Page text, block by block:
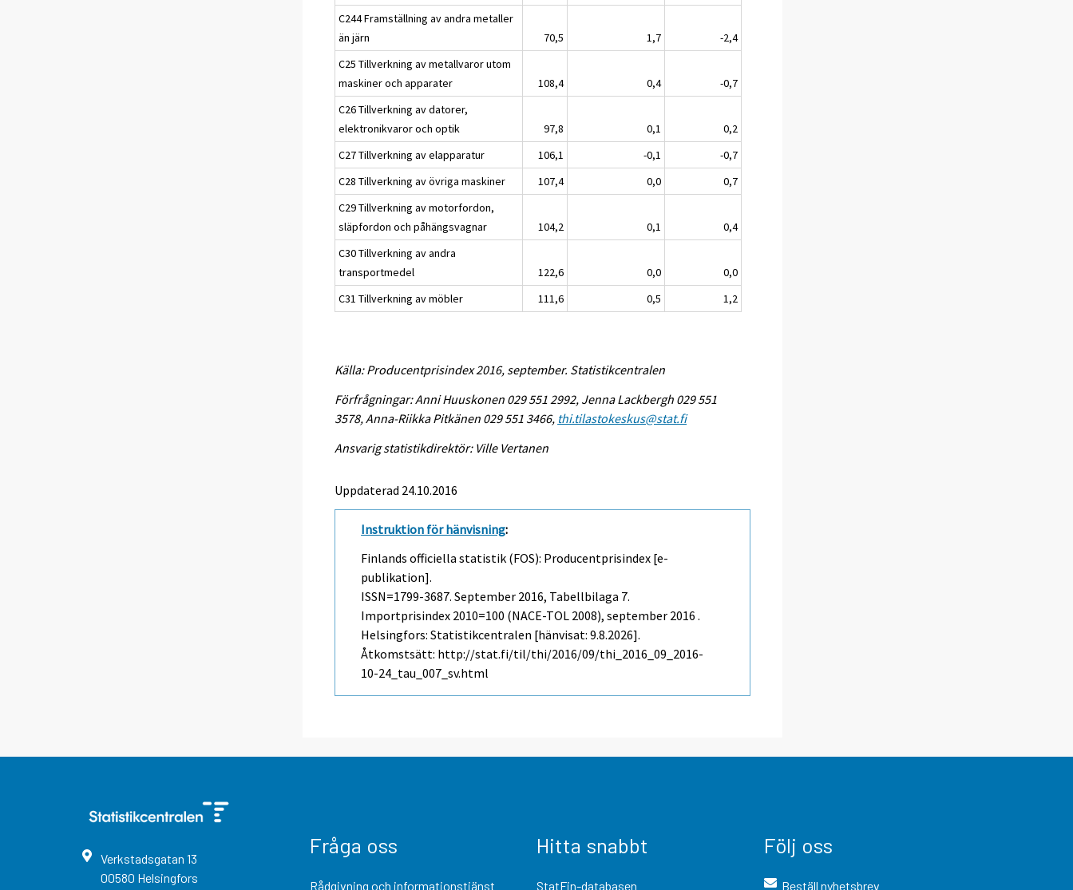
C244 Framställning av andra metaller
än järn
70,5 1,7
-2,4
C25 Tillverkning av metallvaror utom
maskiner och apparater
108,4 0,4
-0,7
C26 Tillverkning av datorer,
elektronikvaror och optik
97,8 0,1
0,2
C27 Tillverkning av elapparatur
106,1 -0,1
-0,7
C28 Tillverkning av övriga maskiner
107,4 0,0
0,7
C29 Tillverkning av motorfordon,
släpfordon och påhängsvagnar
104,2 0,1
0,4
C30 Tillverkning av andra
transportmedel
122,6 0,0
0,0
C31 Tillverkning av möbler
111,6 0,5 1,2
Källa: Producentprisindex 2016, september. Statistikcentralen
Förfrågningar: Anni Huuskonen 029 551 2992, Jenna Lackbergh 029 551
3578, Anna-Riikka Pitkänen 029 551 3466, thi.tilastokeskus@stat.fi
Ansvarig statistikdirektör: Ville Vertanen
Uppdaterad 24.10.2016
Instruktion för hänvisning:
Finlands officiella statistik (FOS): Producentprisindex [e-
publikation].
ISSN=1799-3687.September 2016, Tabellbilaga 7.
Importprisindex 2010=100 (NACE-TOL 2008), september 2016 .
Helsingfors: Statistikcentralen [hänvisat: 9.8.2026].
Åtkomstsätt: http://stat.fi/til/thi/2016/09/thi_2016_09_2016-
10-24_tau_007_sv.html
Verkstadsgatan 13
00580 Helsingfors
Fråga oss
Rådgivning och informationstjänst
Hitta snabbt
StatFin-databasen
Följ oss
Beställ nyhetsbrev